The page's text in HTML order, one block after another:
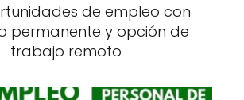
de empleo con
permanente y opción de
trabajo remoto